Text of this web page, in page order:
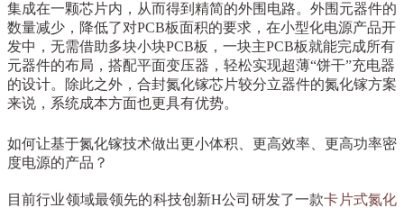
集成在一颗芯片内，从而得到精简的外围电路。外围元器件的
数量减少，降低了对PCB板面积的要求，在小型化电源产品开
发中，无需借助多块小块PCB板，一块主PCB板就能完成所有
元器件的布局，搭配平面变压器，轻松实现超薄“饼干”充电器
的设计。除此之外，合封氮化镓芯片较分立器件的氮化镓方案
来说，系统成本方面也更具有优势。
如何让基于氮化镓技术做出更小体积、更高效率、更高功率密
度电源的产品？
目前行业领域最领先的科技创新H公司研发了一款卡片式氮化